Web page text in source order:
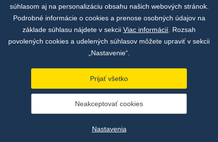
Spoločné projekty
Copyright © by BioVendor Group 2026
Údaje o prevádzkovateľovi webu
súhlasom aj na personalizáciu obsahu našich webových stránok.
Podrobné informácie o cookies a prenose osobných údajov na
základe súhlasu nájdete v sekcii Viac informácií . Rozsah
povolených cookies a udelených súhlasov môžete upraviť v sekcii
„Nastavenie“.
Prijať všetko
Neakceptovať cookies
Nastavenia